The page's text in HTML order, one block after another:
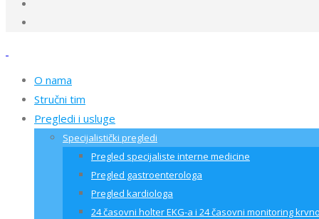
O nama
Stručni tim
Pregledi i usluge
Specijalistički pregledi
Pregled specijaliste interne medicine
Pregled gastroenterologa
Pregled kardiologa
24 časovni holter EKG-a i 24 časovni monitoring